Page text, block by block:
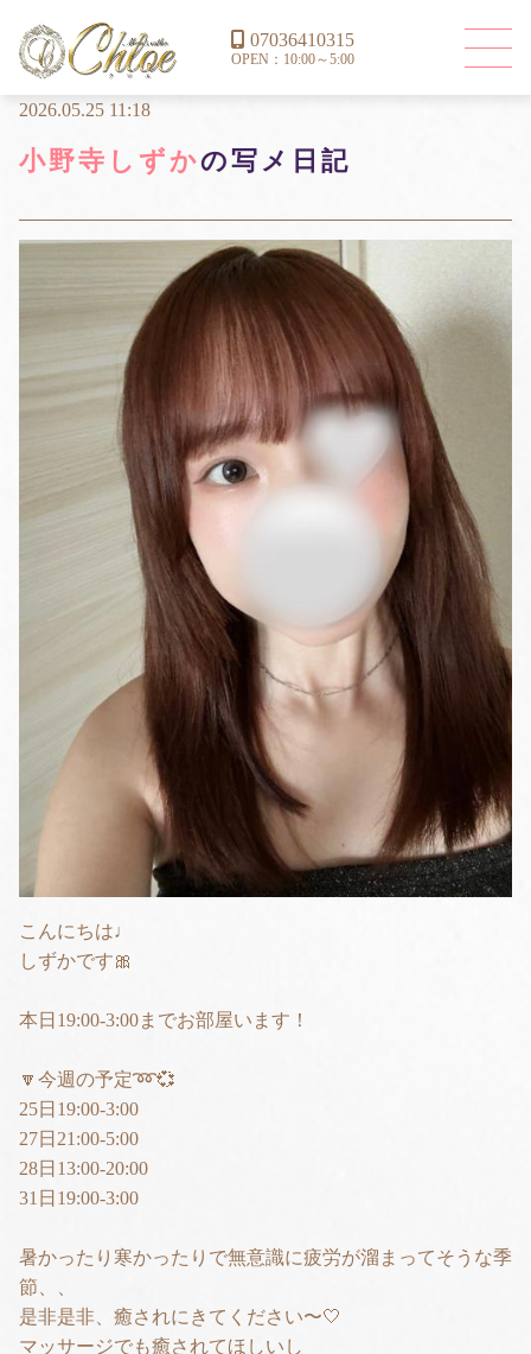
07036410315
OPEN：10:00～5:00
2026.05.25 11:18
小野寺しずかの写メ日記
こんにちは♩
しずかです🎀
本日19:00-3:00までお部屋います！
🔽今週の予定➿💞
25日19:00-3:00
27日21:00-5:00
28日13:00-20:00
31日19:00-3:00
暑かったり寒かったりで無意識に疲労が溜まってそうな季
節、、
是非是非、癒されにきてください〜🤍
マッサージでも癒されてほしいし